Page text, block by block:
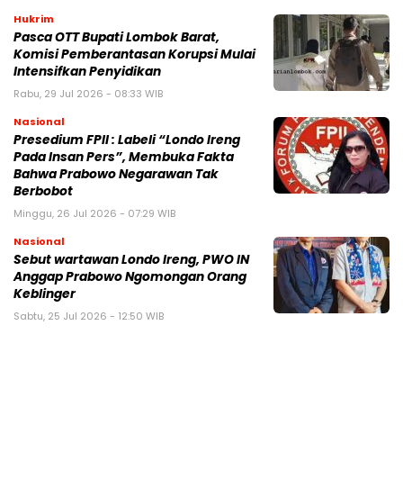
Hukrim
Pasca OTT Bupati Lombok Barat,
Komisi Pemberantasan Korupsi Mulai
Intensifkan Penyidikan
Rabu, 29 Jul 2026 - 08:33 WIB
Nasional
Presedium FPII : Labeli “Londo Ireng
Pada Insan Pers”, Membuka Fakta
Bahwa Prabowo Negarawan Tak
Berbobot
Minggu, 26 Jul 2026 - 07:29 WIB
Nasional
Sebut wartawan Londo Ireng, PWO IN
Anggap Prabowo Ngomongan Orang
Keblinger
Sabtu, 25 Jul 2026 - 12:50 WIB